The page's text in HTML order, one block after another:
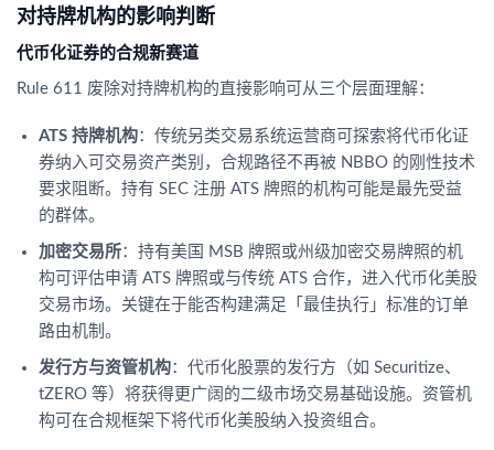
对持牌机构的影响判断
代币化证券的合规新赛道
Rule 611 废除对持牌机构的直接影响可从三个层面理解：
ATS 持牌机构：传统另类交易系统运营商可探索将代币化证
券纳入可交易资产类别，合规路径不再被 NBBO 的刚性技术
要求阻断。持有 SEC 注册 ATS 牌照的机构可能是最先受益
的群体。
加密交易所：持有美国 MSB 牌照或州级加密交易牌照的机
构可评估申请 ATS 牌照或与传统 ATS 合作，进入代币化美股
交易市场。关键在于能否构建满足「最佳执行」标准的订单
路由机制。
发行方与资管机构：代币化股票的发行方（如 Securitize、
tZERO 等）将获得更广阔的二级市场交易基础设施。资管机
构可在合规框架下将代币化美股纳入投资组合。